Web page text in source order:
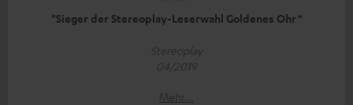
"Sieger der Stereoplay-Leserwahl Goldenes Ohr“
Stereoplay
04/2019
Mehr...